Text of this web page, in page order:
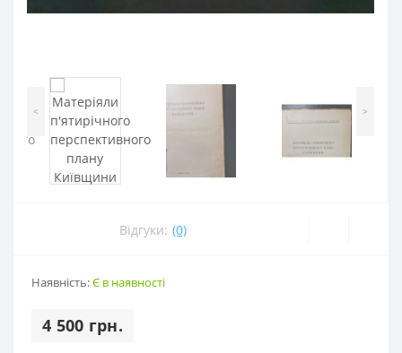
< >
Відгуки: (0)
Наявність:Є в наявності
4 500 грн.